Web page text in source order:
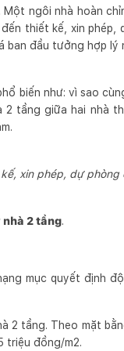
ngôi nhà hoàn
thiết kế, xin phép,
ban đầu tưởng hợp lý
biến như: vì sao
tầng giữa hai nhà
xin phép, dự phòng
2 tầng.
mục quyết định
2 tầng. Theo mặt
triệu đồng/m2.